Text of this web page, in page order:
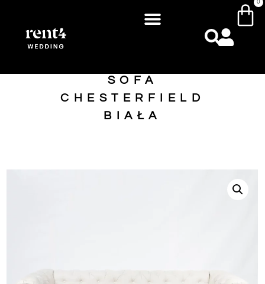
0
SOFA
CHESTERFIELD
BIAŁA